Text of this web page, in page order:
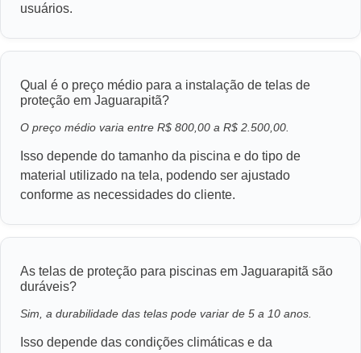
usuários.
Qual é o preço médio para a instalação de telas de
proteção em Jaguarapitã?
O preço médio varia entre R$ 800,00 a R$ 2.500,00.
Isso depende do tamanho da piscina e do tipo de
material utilizado na tela, podendo ser ajustado
conforme as necessidades do cliente.
As telas de proteção para piscinas em Jaguarapitã são
duráveis?
Sim, a durabilidade das telas pode variar de 5 a 10 anos.
Isso depende das condições climáticas e da